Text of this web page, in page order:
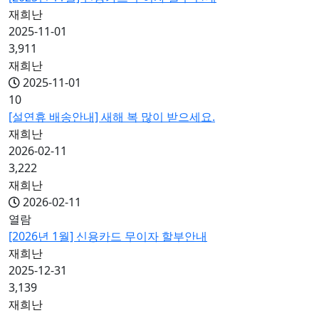
재희난
2025-11-01
3,911
재희난
2025-11-01
10
[설연휴 배송안내] 새해 복 많이 받으세요.
재희난
2026-02-11
3,222
재희난
2026-02-11
열람
[2026년 1월] 신용카드 무이자 할부안내
재희난
2025-12-31
3,139
재희난